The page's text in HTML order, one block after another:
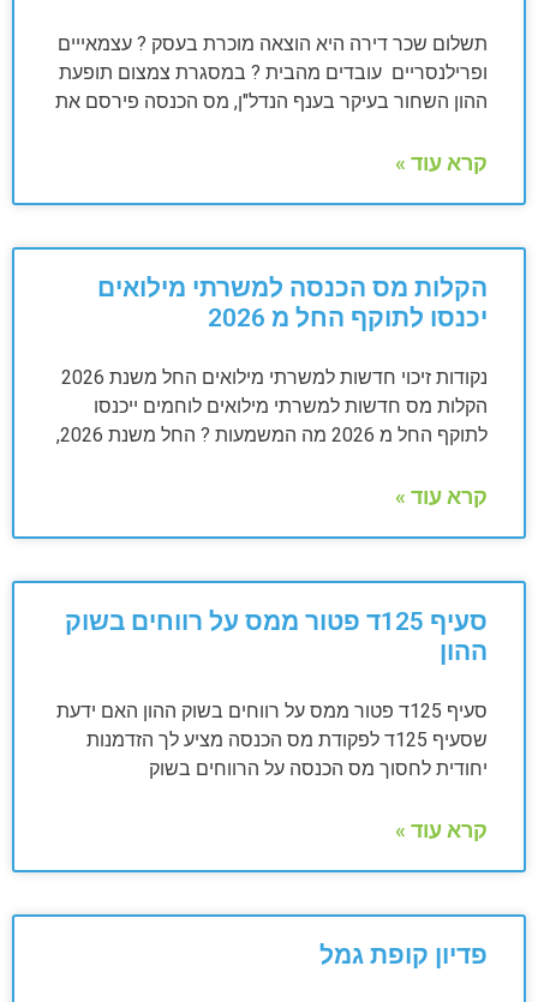
תשלום שכר דירה היא הוצאה מוכרת בעסק ? עצמאייים
ופרילנסריים עובדים מהבית ? במסגרת צמצום תופעת
ההון השחור בעיקר בענף הנדל"ן, מס הכנסה פירסם את
קרא עוד »
הקלות מס הכנסה למשרתי מילואים
יכנסו לתוקף החל מ 2026
נקודות זיכוי חדשות למשרתי מילואים החל משנת 2026
הקלות מס חדשות למשרתי מילואים לוחמים ייכנסו
לתוקף החל מ 2026 מה המשמעות ? החל משנת 2026,
קרא עוד »
סעיף 125ד פטור ממס על רווחים בשוק
ההון
סעיף 125ד פטור ממס על רווחים בשוק ההון האם ידעת
שסעיף 125ד לפקודת מס הכנסה מציע לך הזדמנות
יחודית לחסוך מס הכנסה על הרווחים בשוק
קרא עוד »
פדיון קופת גמל